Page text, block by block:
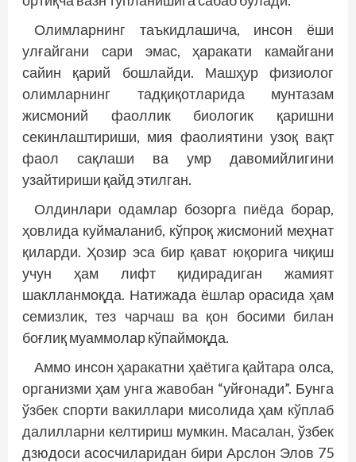
Олимларнинг таъкидлашича, инсон ёши
улғайгани сари эмас, ҳаракати камайгани
сайин қарий бошлайди. Машҳур физиолог
олимларнинг тадқиқотларида мунтазам
жисмоний фаоллик биологик қаришни
секинлаштириши, мия фаолиятини узоқ вақт
фаол сақлаши ва умр давомийлигини
узайтириши қайд этилган.
Олдинлари одамлар бозорга пиёда борар,
ҳовлида куймаланиб, кўпроқ жисмоний меҳнат
қиларди. Ҳозир эса бир қават юқорига чиқиш
учун ҳам лифт қидирадиган жамият
шаклланмоқда. Натижада ёшлар орасида ҳам
семизлик, тез чарчаш ва қон босими билан
боғлиқ муаммолар кўпаймоқда.
Аммо инсон ҳаракатни ҳаётига қайтара олса,
организми ҳам унга жавобан “уйғонади”. Бунга
ўзбек спорти вакиллари мисолида ҳам кўплаб
далилларни келтириш мумкин. Масалан, ўзбек
дзюдоси асосчиларидан бири Арслон Элов 75